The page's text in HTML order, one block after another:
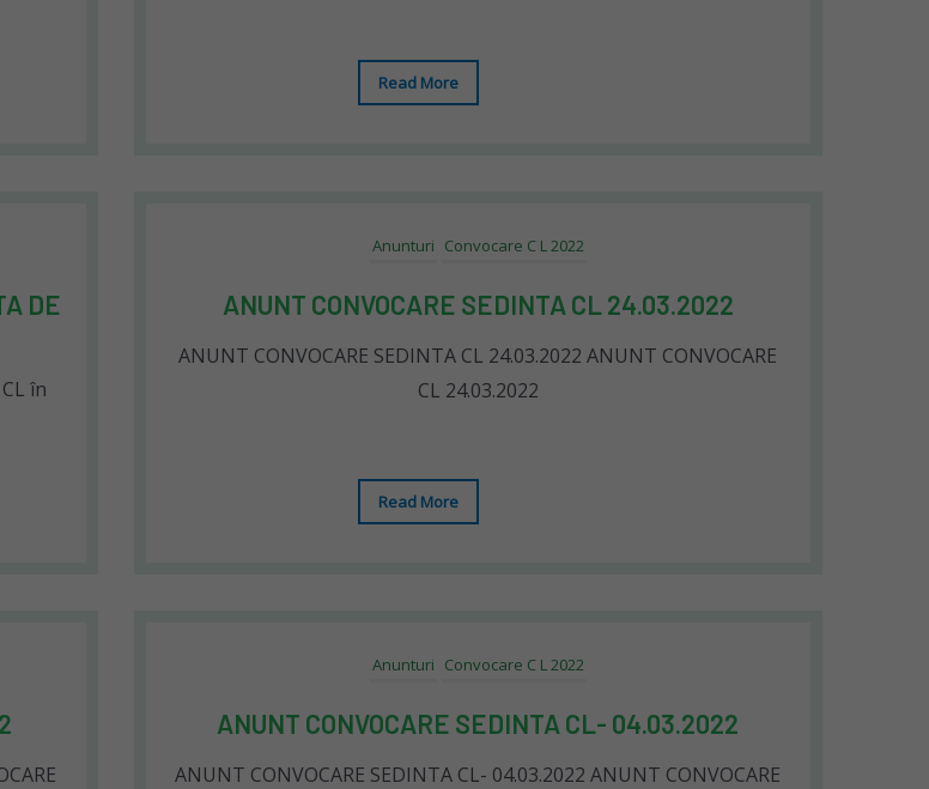
Read More
DE
în
Anunturi Convocare C L 2022
ANUNT CONVOCARE SEDINTA CL 24.03.2022
ANUNT CONVOCARE SEDINTA CL 24.03.2022 ANUNT CONVOCARE
CL 24.03.2022
Read More
Anunturi Convocare C L 2022
ANUNT CONVOCARE SEDINTA CL- 04.03.2022
ANUNT CONVOCARE SEDINTA CL- 04.03.2022 ANUNT CONVOCARE